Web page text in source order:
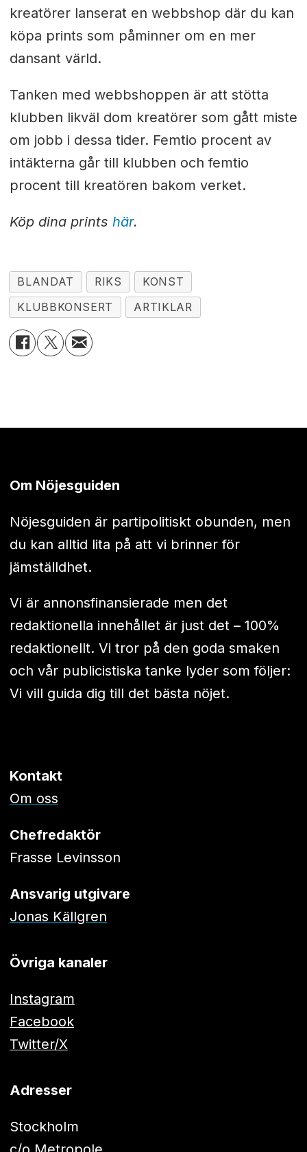
kreatörer lanserat en webbshop där du kan
köpa prints som påminner om en mer
dansant värld.
Tanken med webbshoppen är att stötta
klubben likväl dom kreatörer som gått miste
om jobb i dessa tider. Femtio procent av
intäkterna går till klubben och femtio
procent till kreatören bakom verket.
Köp dina prints här.
BLANDAT RIKS
KONST
KLUBBKONSERT
ARTIKLAR
Om Nöjesguiden
Nöjesguiden är partipolitiskt obunden, men
du kan alltid lita på att vi brinner för
jämställdhet.
Vi är annonsfinansierade men det
redaktionella innehållet är just det – 100%
redaktionellt. Vi tror på den goda smaken
och vår publicistiska tanke lyder som följer:
Vi vill guida dig till det bästa nöjet.
Kontakt
Om oss
Chefredaktör
Frasse Levinsson
Ansvarig utgivare
Jonas Källgren
Övriga kanaler
Instagram
Facebook
Twitter/X
Adresser
Stockholm